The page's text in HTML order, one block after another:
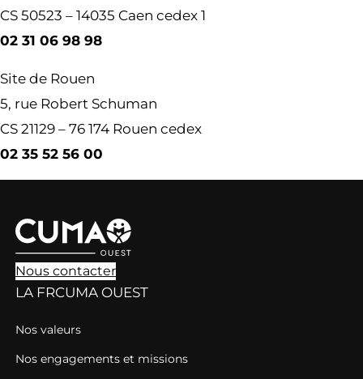
CS 50523 – 14035 Caen cedex 1
02 31 06 98 98
Site de Rouen
5, rue Robert Schuman
CS 21129 – 76 174 Rouen cedex
02 35 52 56 00
Nous contacter
LA FRCUMA OUEST
Nos valeurs
Nos engagements et missions